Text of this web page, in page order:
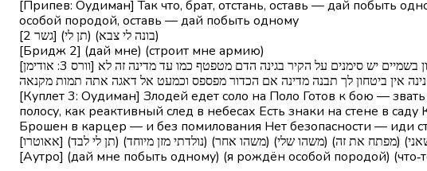
[Припев: Оудиман] Так что, брат, отстань, оставь — дай побыть
особой породой, оставь — дай побыть одному
[גשר 2] (תן לי) (בונה לי צבא)
[Бридж 2] (дай мне) (строит мне армию)
[וורס 3: אודימן] הרשע נוסע סולו בפולו מוכן לקרב לקרוא לו לפה או לא יש לו יכולת כמו קונור בטונות הלב דופק על מאתיים ולא עשיתי פס לבן כמו סילון בשמיים יש סימנים על הקיר בגינה הדם מטפטף כמו עד מדינה זה לא
אין ביטחון לך תבנה מדינה אם הכדור מפספס וכמעט אל דאגה אתה תמות מקנאה
[Куплет 3: Оудиман] Злодей едет соло на Поло Готов к бою —
полосу, как реактивный след в небесах Есть знаки на стене в
Брошен в карцер — и без помилования Нет безопасности — иди
[Аутро] (дай мне побыть одному) (я рождён особой породой)